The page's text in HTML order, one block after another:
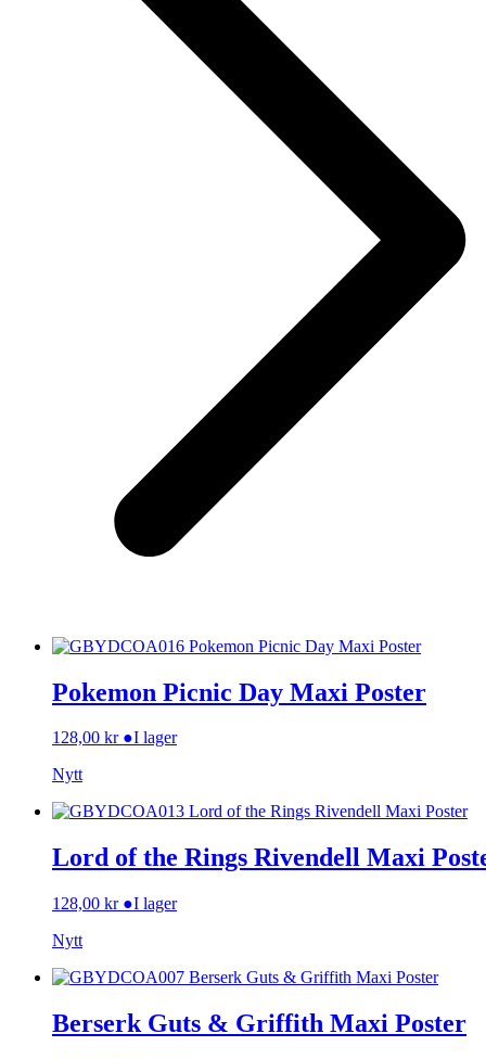
Pokemon Picnic Day Maxi Poster
128,00 kr ●I lager
Nytt
Lord of the Rings Rivendell Maxi
128,00 kr ●I lager
Nytt
Berserk Guts & Griffith Maxi Poster